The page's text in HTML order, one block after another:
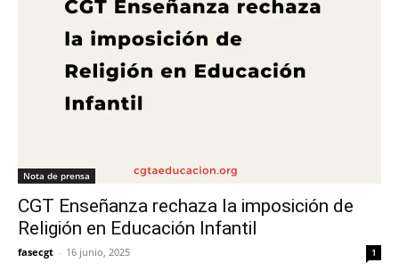
Nota de prensa
CGT Enseñanza rechaza la imposición de
Religión en Educación Infantil
fasecgt - 16 junio, 2025 1